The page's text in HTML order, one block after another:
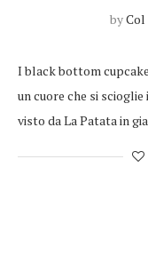
byCol
I black bottom
un cuore che si
visto da La Patata in